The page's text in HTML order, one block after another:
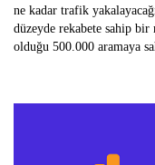
ne kadar trafik
düzeyde rekabete sahip
olduğu 500.000 aramaya